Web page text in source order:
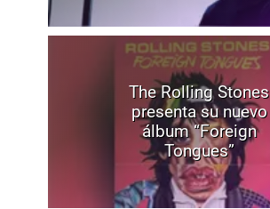
The Rolling Stones
presenta su nuevo
álbum “Foreign
Tongues”